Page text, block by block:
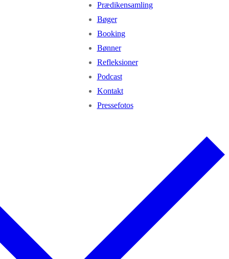
Prædikensamling
Bøger
Booking
Bønner
Refleksioner
Podcast
Kontakt
Pressefotos